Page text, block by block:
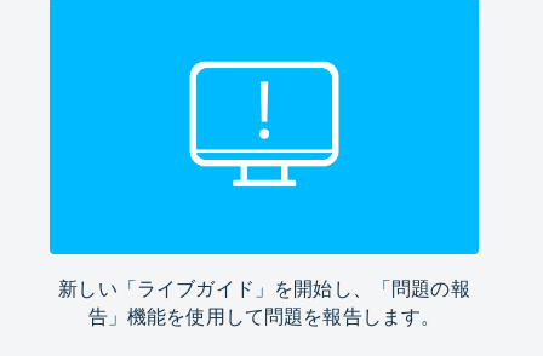
新しい「ライブガイド」を開始し、「問題の報
告」機能を使用して問題を報告します。